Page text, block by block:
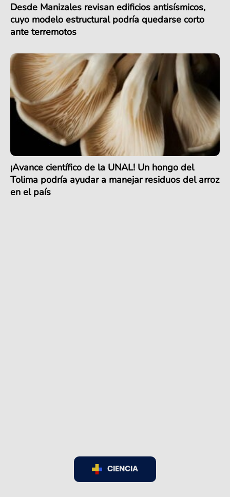
Desde Manizales revisan edificios antisísmicos,
cuyo modelo estructural podría quedarse corto
ante terremotos
¡Avance científico de la UNAL! Un hongo del
Tolima podría ayudar a manejar residuos del arroz
en el país
CIENCIA